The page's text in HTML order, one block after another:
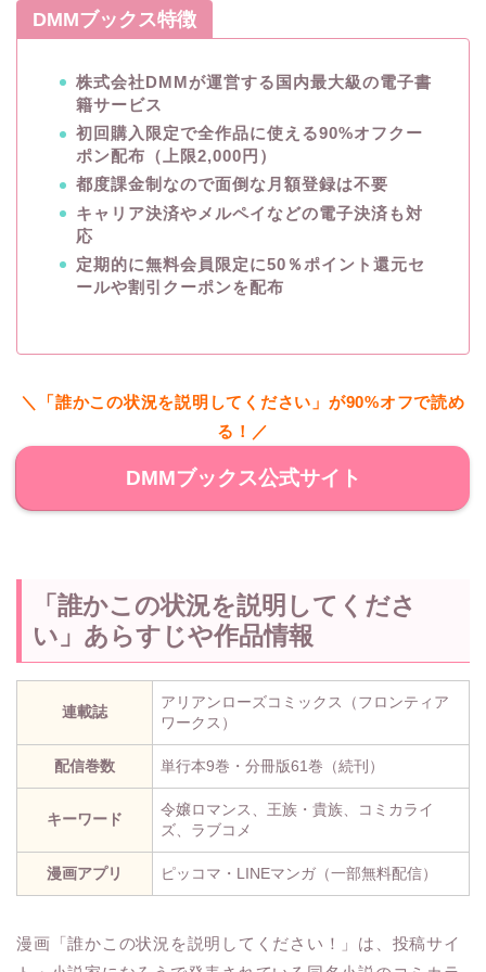
DMMブックス特徴
株式会社DMMが運営する国内最大級の電子書
籍サービス
初回購入限定で全作品に使える90%オフクー
ポン配布（上限2,000円）
都度課金制なので面倒な月額登録は不要
キャリア決済やメルペイなどの電子決済も対
応
定期的に無料会員限定に50％ポイント還元セ
ールや割引クーポンを配布
＼「誰かこの状況を説明してください」が90%オフで読め
る！／
DMMブックス公式サイト
「誰かこの状況を説明してくださ
い」あらすじや作品情報
連載誌
アリアンローズコミックス（フロンティア
ワークス）
配信巻数 単行本9巻・分冊版61巻（続刊）
キーワード
令嬢ロマンス、王族・貴族、コミカライ
ズ、ラブコメ
漫画アプリ ピッコマ・LINEマンガ（一部無料配信）
漫画「誰かこの状況を説明してください！」は、投稿サイ